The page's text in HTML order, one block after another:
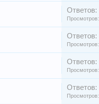
Ответов:
Просмотров:
Ответов:
Просмотров:
Ответов:
Просмотров:
Ответов:
Просмотров: